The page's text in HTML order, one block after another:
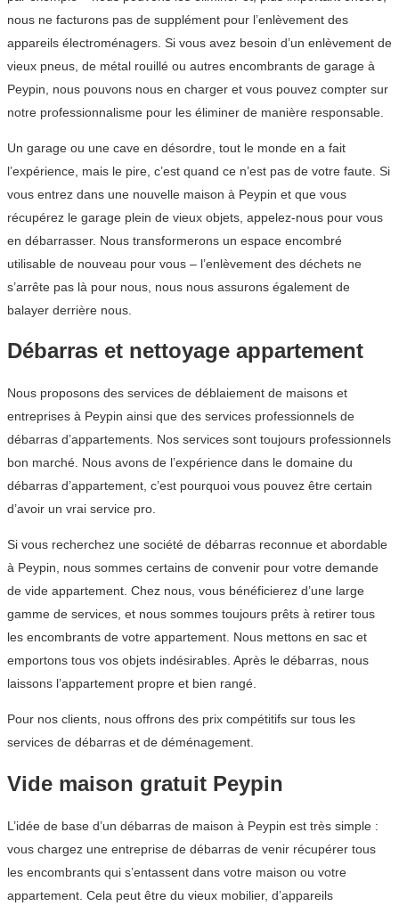
nous ne facturons pas de supplément pour l’enlèvement des
appareils électroménagers. Si vous avez besoin d’un enlèvement de
vieux pneus, de métal rouillé ou autres encombrants de garage à
Peypin, nous pouvons nous en charger et vous pouvez compter sur
notre professionnalisme pour les éliminer de manière responsable.
Un garage ou une cave en désordre, tout le monde en a fait
l’expérience, mais le pire, c’est quand ce n’est pas de votre faute. Si
vous entrez dans une nouvelle maison à Peypin et que vous
récupérez le garage plein de vieux objets, appelez-nous pour vous
en débarrasser. Nous transformerons un espace encombré
utilisable de nouveau pour vous – l’enlèvement des déchets ne
s’arrête pas là pour nous, nous nous assurons également de
balayer derrière nous.
Débarras et nettoyage appartement
Nous proposons des services de déblaiement de maisons et
entreprises à Peypin ainsi que des services professionnels de
débarras d’appartements. Nos services sont toujours professionnels
bon marché. Nous avons de l’expérience dans le domaine du
débarras d’appartement, c’est pourquoi vous pouvez être certain
d’avoir un vrai service pro.
Si vous recherchez une société de débarras reconnue et abordable
à Peypin, nous sommes certains de convenir pour votre demande
de vide appartement. Chez nous, vous bénéficierez d’une large
gamme de services, et nous sommes toujours prêts à retirer tous
les encombrants de votre appartement. Nous mettons en sac et
emportons tous vos objets indésirables. Après le débarras, nous
laissons l’appartement propre et bien rangé.
Pour nos clients, nous offrons des prix compétitifs sur tous les
services de débarras et de déménagement.
Vide maison gratuit Peypin
L’idée de base d’un débarras de maison à Peypin est très simple :
vous chargez une entreprise de débarras de venir récupérer tous
les encombrants qui s’entassent dans votre maison ou votre
appartement. Cela peut être du vieux mobilier, d’appareils